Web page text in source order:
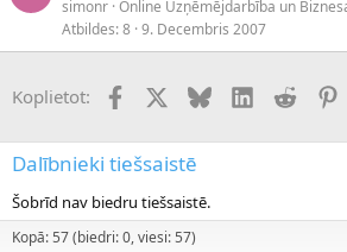
simonr Online Uzņēmējdarbība un
Atbildes 8 9. Decembris 2007
Koplietot: FacebookX (Twitter)
BlueskyLinkedInReddit
Dalībnieki tiešsaistē
Šobrīd nav biedru tiešsaistē.
Kopā: 57 (biedri: 0, viesi: 57)